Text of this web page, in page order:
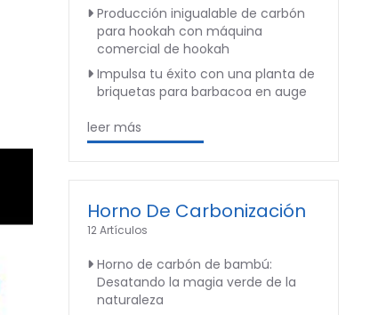
Producción inigualable de carbón
para hookah con máquina
comercial de hookah
Impulsa tu éxito con una planta de
briquetas para barbacoa en auge
leer más
Horno De Carbonización
12 Artículos
Horno de carbón de bambú:
Desatando la magia verde de la
naturaleza